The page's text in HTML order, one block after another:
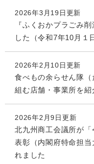
2026年3月19日更新
『ふくおかプラごみ
した（令和7年10月１
2026年2月10日更新
食べもの余らせん隊
組む店舗・事業所を紹
2026年2月9日更新
北九州商工会議所が
表彰（内閣府特命担
れました